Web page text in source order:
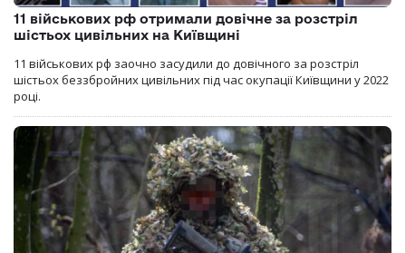
11 військових рф отримали довічне за розстріл
шістьох цивільних на Київщині
11 військових рф заочно засудили до довічного за розстріл
шістьох беззбройних цивільних під час окупації Київщини у 2022
році.